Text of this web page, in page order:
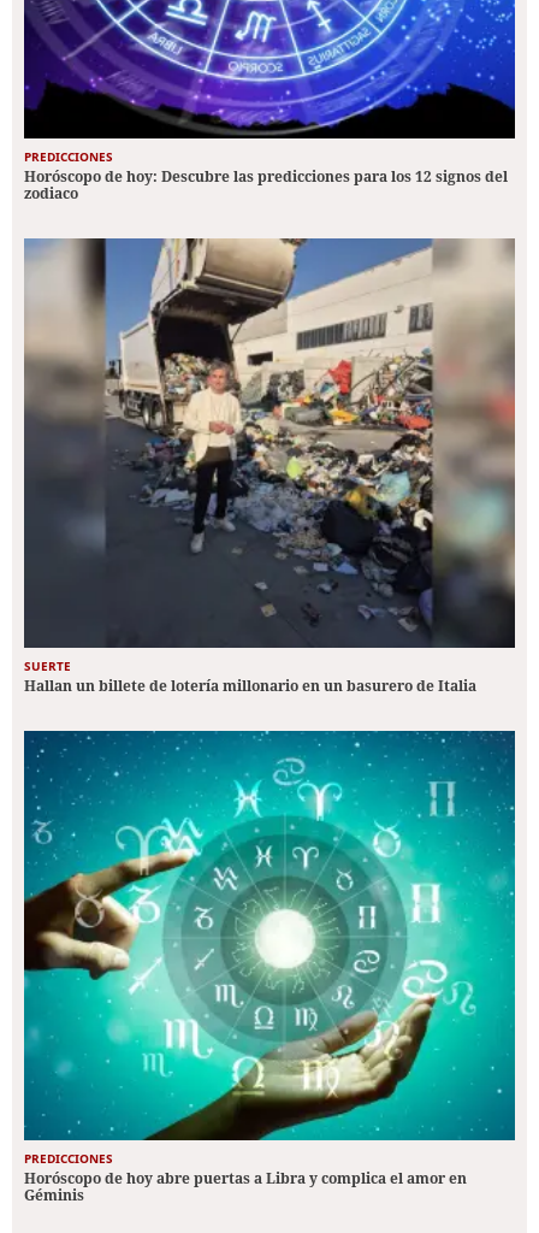
PREDICCIONES
Horóscopo de hoy: Descubre las predicciones para los 12 signos del
zodiaco
SUERTE
Hallan un billete de lotería millonario en un basurero de Italia
PREDICCIONES
Horóscopo de hoy abre puertas a Libra y complica el amor en
Géminis